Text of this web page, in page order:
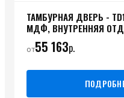
ТАМБУРНАЯ ДВЕРЬ -
МДФ, ВНУТРЕННЯЯ
от55 163р.